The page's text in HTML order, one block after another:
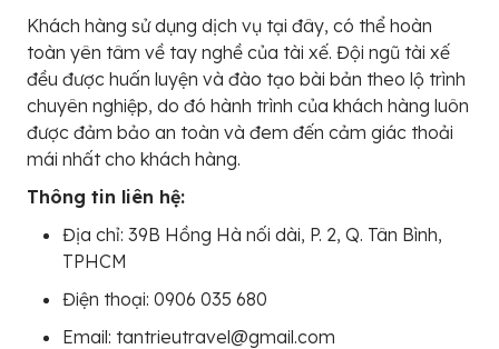
Khách hàng sử dụng dịch vụ tại đây, có thể hoàn
toàn yên tâm về tay nghề của tài xế. Đội ngũ tài xế
đều được huấn luyện và đào tạo bài bản theo lộ trình
chuyên nghiệp, do đó hành trình của khách hàng luôn
được đảm bảo an toàn và đem đến cảm giác thoải
mái nhất cho khách hàng.
Thông tin liên hệ:
Địa chỉ: 39B Hồng Hà nối dài, P. 2, Q. Tân Bình,
TPHCM
Điện thoại: 0906 035 680
Email: tantrieutravel@gmail.com